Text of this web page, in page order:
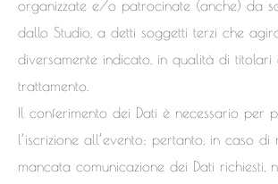
organizzate e/o patrocinate (anche) da
dallo Studio, a detti soggetti terzi che
diversamente indicato, in qualità di titolari
trattamento.
Il conferimento dei Dati è necessario per
l’iscrizione all’evento: pertanto, in caso
mancata comunicazione dei Dati richiesti,